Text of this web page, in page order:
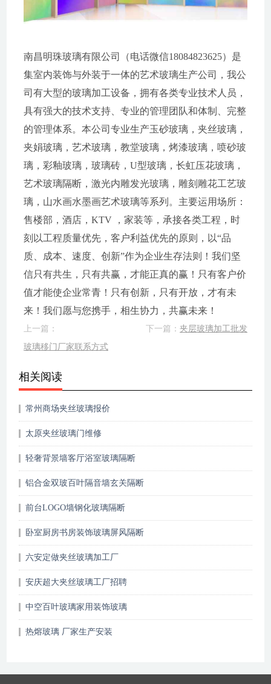
南昌明珠玻璃有限公司（电话微信18084823625）是
集室内装饰与外装于一体的艺术玻璃生产公司，我公
司有大型的玻璃加工设备，拥有各类专业技术人员，
具有强大的技术支持、专业的管理团队和体制、完整
的管理体系。本公司专业生产玉砂玻璃，夹丝玻璃，
夹娟玻璃，艺术玻璃，教堂玻璃，烤漆玻璃，喷砂玻
璃，彩釉玻璃，玻璃砖，U型玻璃，长虹压花玻璃，
艺术玻璃隔断，激光内雕发光玻璃，雕刻雕花工艺玻
璃，山水画水墨画艺术玻璃等系列。主要运用场所：
售楼部，酒店，KTV ，家装等，承接各类工程，时
刻以工程质量优先，客户利益优先的原则，以“品
质、成本、速度、创新”作为企业生存法则！我们坚
信只有共生，只有共赢，才能正真的赢！只有客户价
值才能使企业常青！只有创新，只有开放，才有未
来！我们愿与您携手，相生协力，共赢未来！
上一篇：
玻璃移门厂家联系方式
下一篇：夹层玻璃加工批发
相关阅读
常州商场夹丝玻璃报价
太原夹丝玻璃门维修
轻奢背景墙客厅浴室玻璃隔断
铝合金双玻百叶隔音墙玄关隔断
前台LOGO墙钢化玻璃隔断
卧室厨房书房装饰玻璃屏风隔断
六安定做夹丝玻璃加工厂
安庆超大夹丝玻璃工厂招聘
中空百叶玻璃家用装饰玻璃
热熔玻璃 厂家生产安装